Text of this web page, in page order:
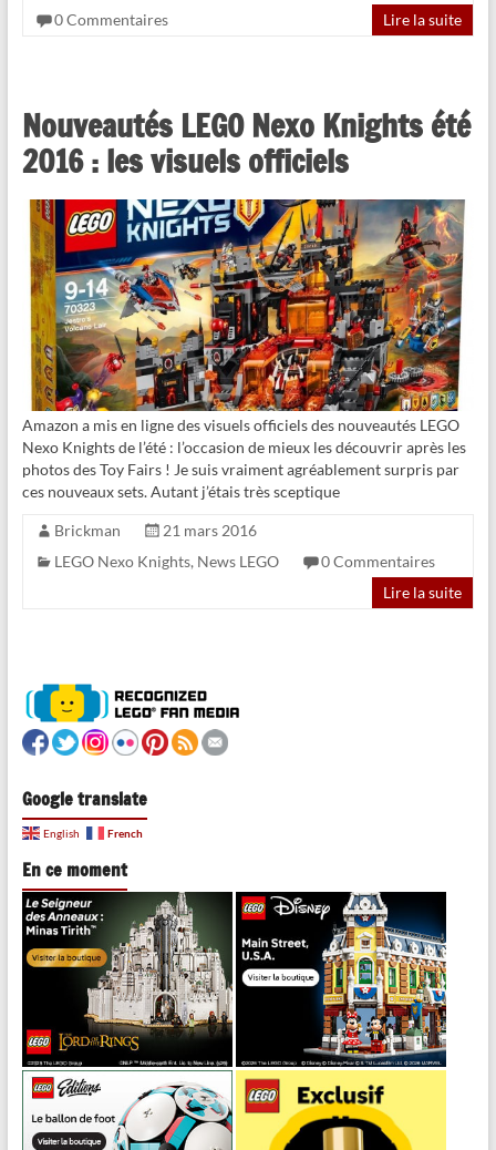
0 Commentaires
Lire la suite
Nouveautés LEGO Nexo Knights été
2016 : les visuels officiels
Amazon a mis en ligne des visuels officiels des nouveautés LEGO
Nexo Knights de l’été : l’occasion de mieux les découvrir après les
photos des Toy Fairs ! Je suis vraiment agréablement surpris par
ces nouveaux sets. Autant j’étais très sceptique
Brickman
21 mars 2016
LEGO Nexo Knights, News LEGO
0 Commentaires
Lire la suite
Google translate
English French
En ce moment